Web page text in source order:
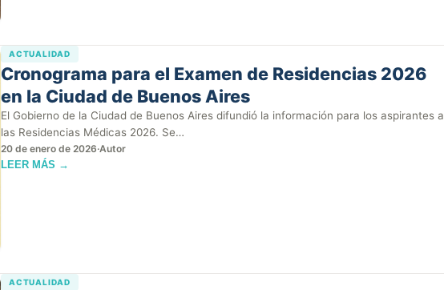
ACTUALIDAD
Cronograma para el Examen de Residencias 2026
en la Ciudad de Buenos Aires
El Gobierno de la Ciudad de Buenos Aires difundió la información para los aspirantes a
las Residencias Médicas 2026. Se…
20 de enero de 2026·Autor
LEER MÁS →
ACTUALIDAD